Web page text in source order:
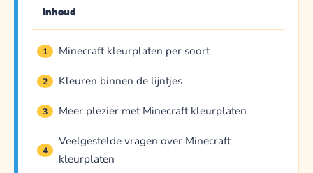
Inhoud
1 Minecraft kleurplaten per soort
2 Kleuren binnen de lijntjes
3 Meer plezier met Minecraft kleurplaten
4
Veelgestelde vragen over Minecraft
kleurplaten